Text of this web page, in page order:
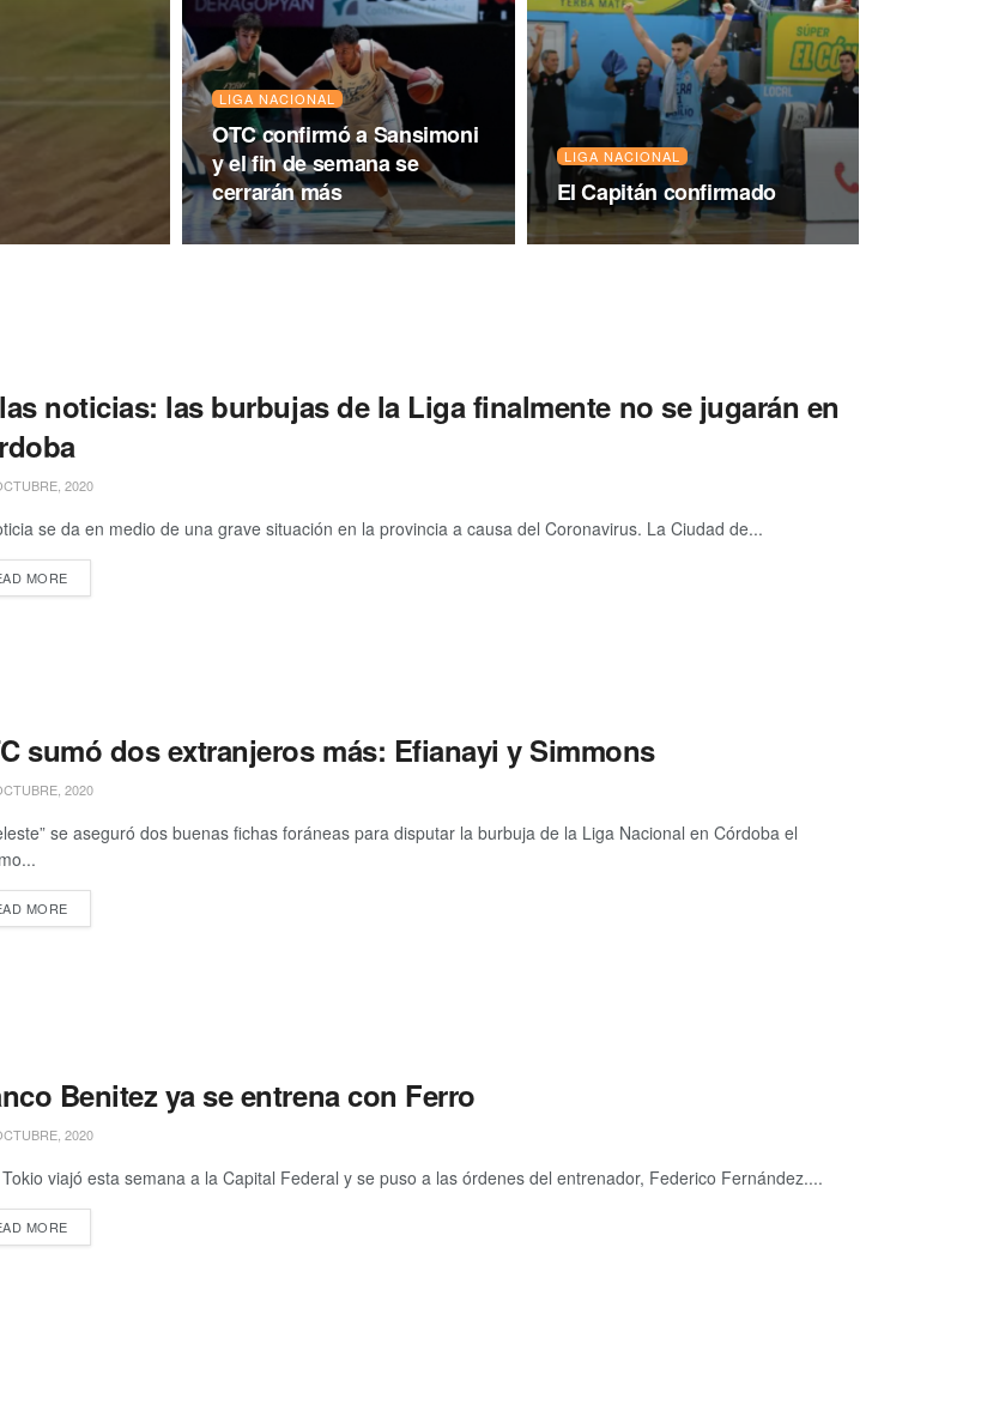
LIGA NACIONAL
OTC confirmó a Sansimoni
y el fin de semana se
cerrarán más
LIGA NACIONAL
El Capitán confirmado
noticias: las burbujas de la Liga finalmente no se jugarán en
2020
se da en medio de una grave situación en la provincia a causa del Coronavirus. La Ciudad de...
MORE
sumó dos extranjeros más: Efianayi y Simmons
2020
se aseguró dos buenas fichas foráneas para disputar la burbuja de la Liga Nacional en Córdoba el
MORE
Benitez ya se entrena con Ferro
2020
viajó esta semana a la Capital Federal y se puso a las órdenes del entrenador, Federico Fernández....
MORE